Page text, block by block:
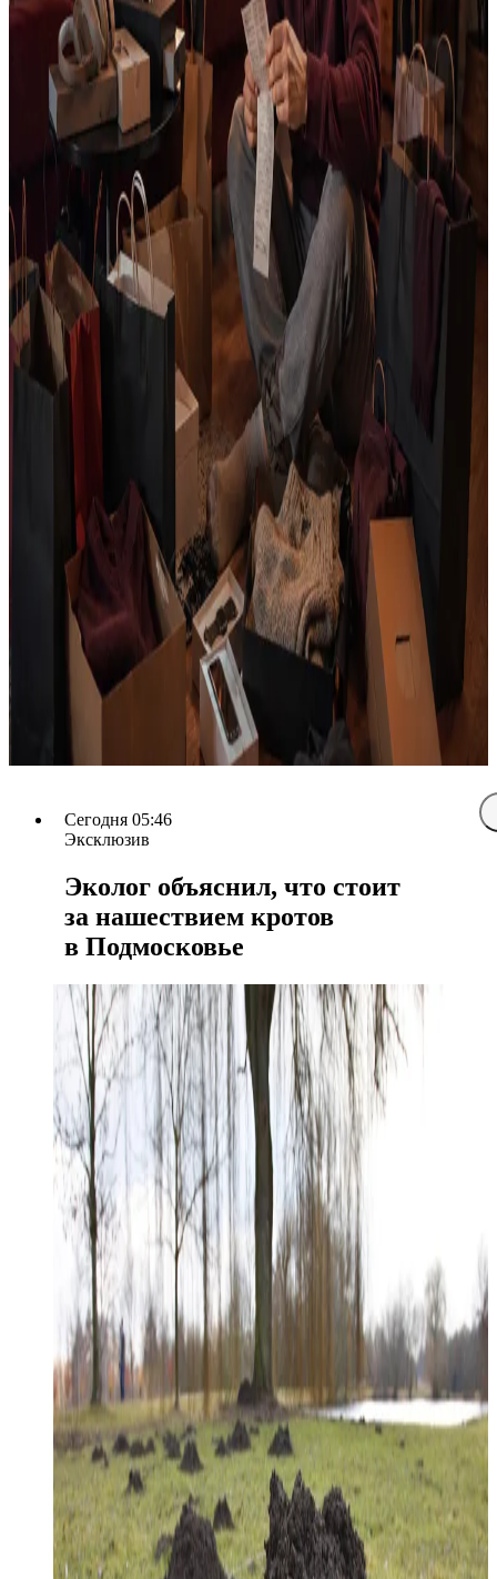
Сегодня 05:46
Эксклюзив
Эколог объяснил, что стоит
за нашествием кротов
в Подмосковье